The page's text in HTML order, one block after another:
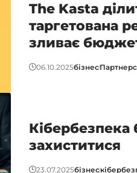
The Kasta
таргетована
зливає
06.10.2025бізнес
Кібербезпека
захиститися
23.07.2025бізнес